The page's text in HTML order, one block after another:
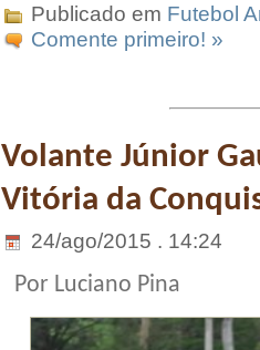
Publicado em Futebol
Comente primeiro! »
Volante Júnior
Vitória da
24/ago/2015 . 14:24
Por Luciano Pina